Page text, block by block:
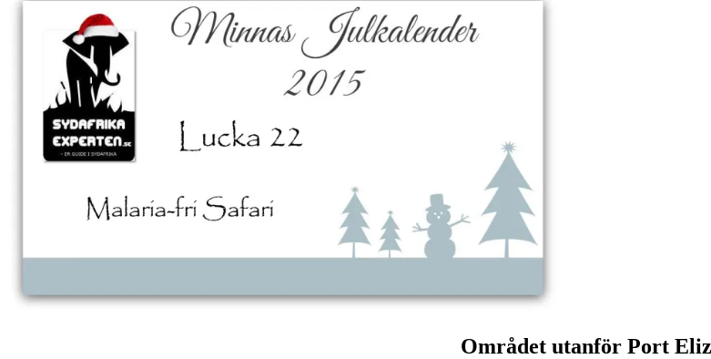
Området utanför Port